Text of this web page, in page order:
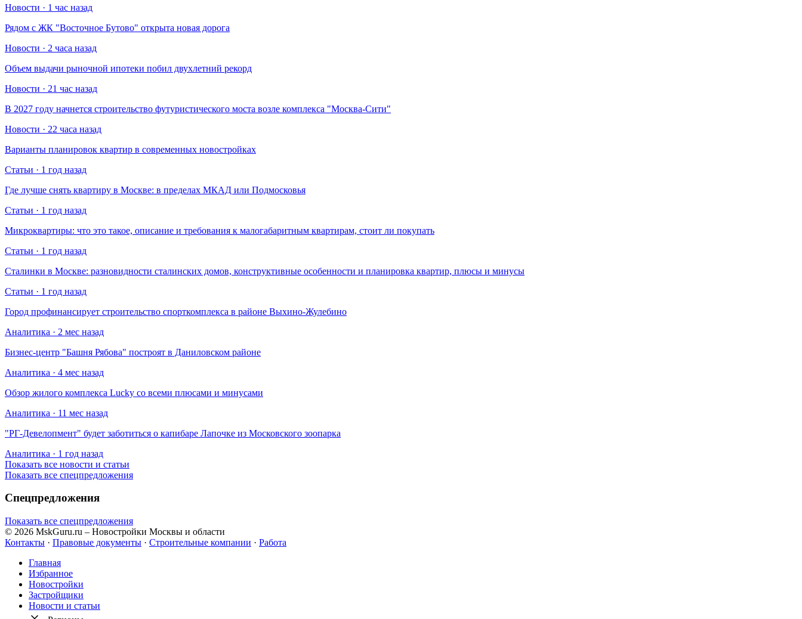
Новости · 1 час назад
Рядом с ЖК "Восточное Бутово" открыта новая дорога
Новости · 2 часа назад
Объем выдачи рыночной ипотеки побил двухлетний рекорд
Новости · 21 час назад
В 2027 году начнется строительство футуристического моста возле комплекса "Москва-Сити"
Новости · 22 часа назад
Варианты планировок квартир в современных новостройках
Статьи · 1 год назад
Где лучше снять квартиру в Москве: в пределах МКАД или Подмосковья
Статьи · 1 год назад
Микроквартиры: что это такое, описание и требования к малогабаритным квартирам, стоит ли покупать
Статьи · 1 год назад
Сталинки в Москве: разновидности сталинских домов, конструктивные особенности и планировка квартир, плюсы и минусы
Статьи · 1 год назад
Город профинансирует строительство спорткомплекса в районе Выхино-Жулебино
Аналитика · 2 мес назад
Бизнес-центр "Башня Рябова" построят в Даниловском районе
Аналитика · 4 мес назад
Обзор жилого комплекса Lucky со всеми плюсами и минусами
Аналитика · 11 мес назад
​"РГ-Девелопмент" будет заботиться о капибаре Лапочке из Московского зоопарка
Аналитика · 1 год назад
Показать все новости и статьи
Показать все спецпредложения
Спецпредложения
Показать все спецпредложения
© 2026 MskGuru.ru – Новостройки Москвы и области
Контакты · Правовые документы · Строительные компании · Работа
Главная
Избранное
Новостр ойки
Застройщики
Новости и статьи